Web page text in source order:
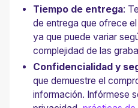
Tiempo de entrega:
de entrega que ofrece
ya que puede variar
complejidad de las
Confidencialidad y
que demuestre el
información. Infórmese